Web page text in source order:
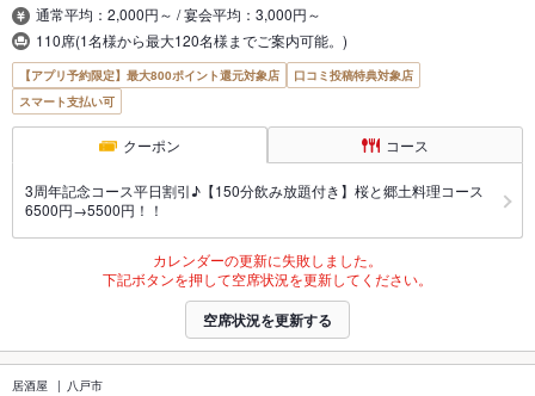
通常平均：2,000円～ / 宴会平均：3,000円～
110席(1名様から最大120名様までご案内可能。)
【アプリ予約限定】最大800ポイント還元対象店
口コミ投稿特典対象店
スマート支払い可
クーポン コース
3周年記念コース平日割引♪【150分飲み放題付き】桜と郷土料理コース
6500円→5500円！！
カレンダーの更新に失敗しました。
下記ボタンを押して空席状況を更新してください。
空席状況を更新する
居酒屋 八戸市